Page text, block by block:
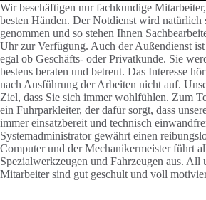
Wir beschäftigen nur fachkundige
besten Händen. Der Notdienst wird natürlich
genommen und so stehen Ihnen
Uhr zur Verfügung. Auch der Außendienst
egal ob Geschäfts- oder Privatkunde. Sie
bestens beraten und betreut. Das Interesse
nach Ausführung der Arbeiten nicht auf.
Ziel, dass Sie sich immer wohlfühlen. Zum
ein Fuhrparkleiter, der dafür sorgt, dass
immer einsatzbereit und technisch
Systemadministrator gewährt einen
Computer und der Mechanikermeister führt
Spezialwerkzeugen und Fahrzeugen aus. All
Mitarbeiter sind gut geschult und voll